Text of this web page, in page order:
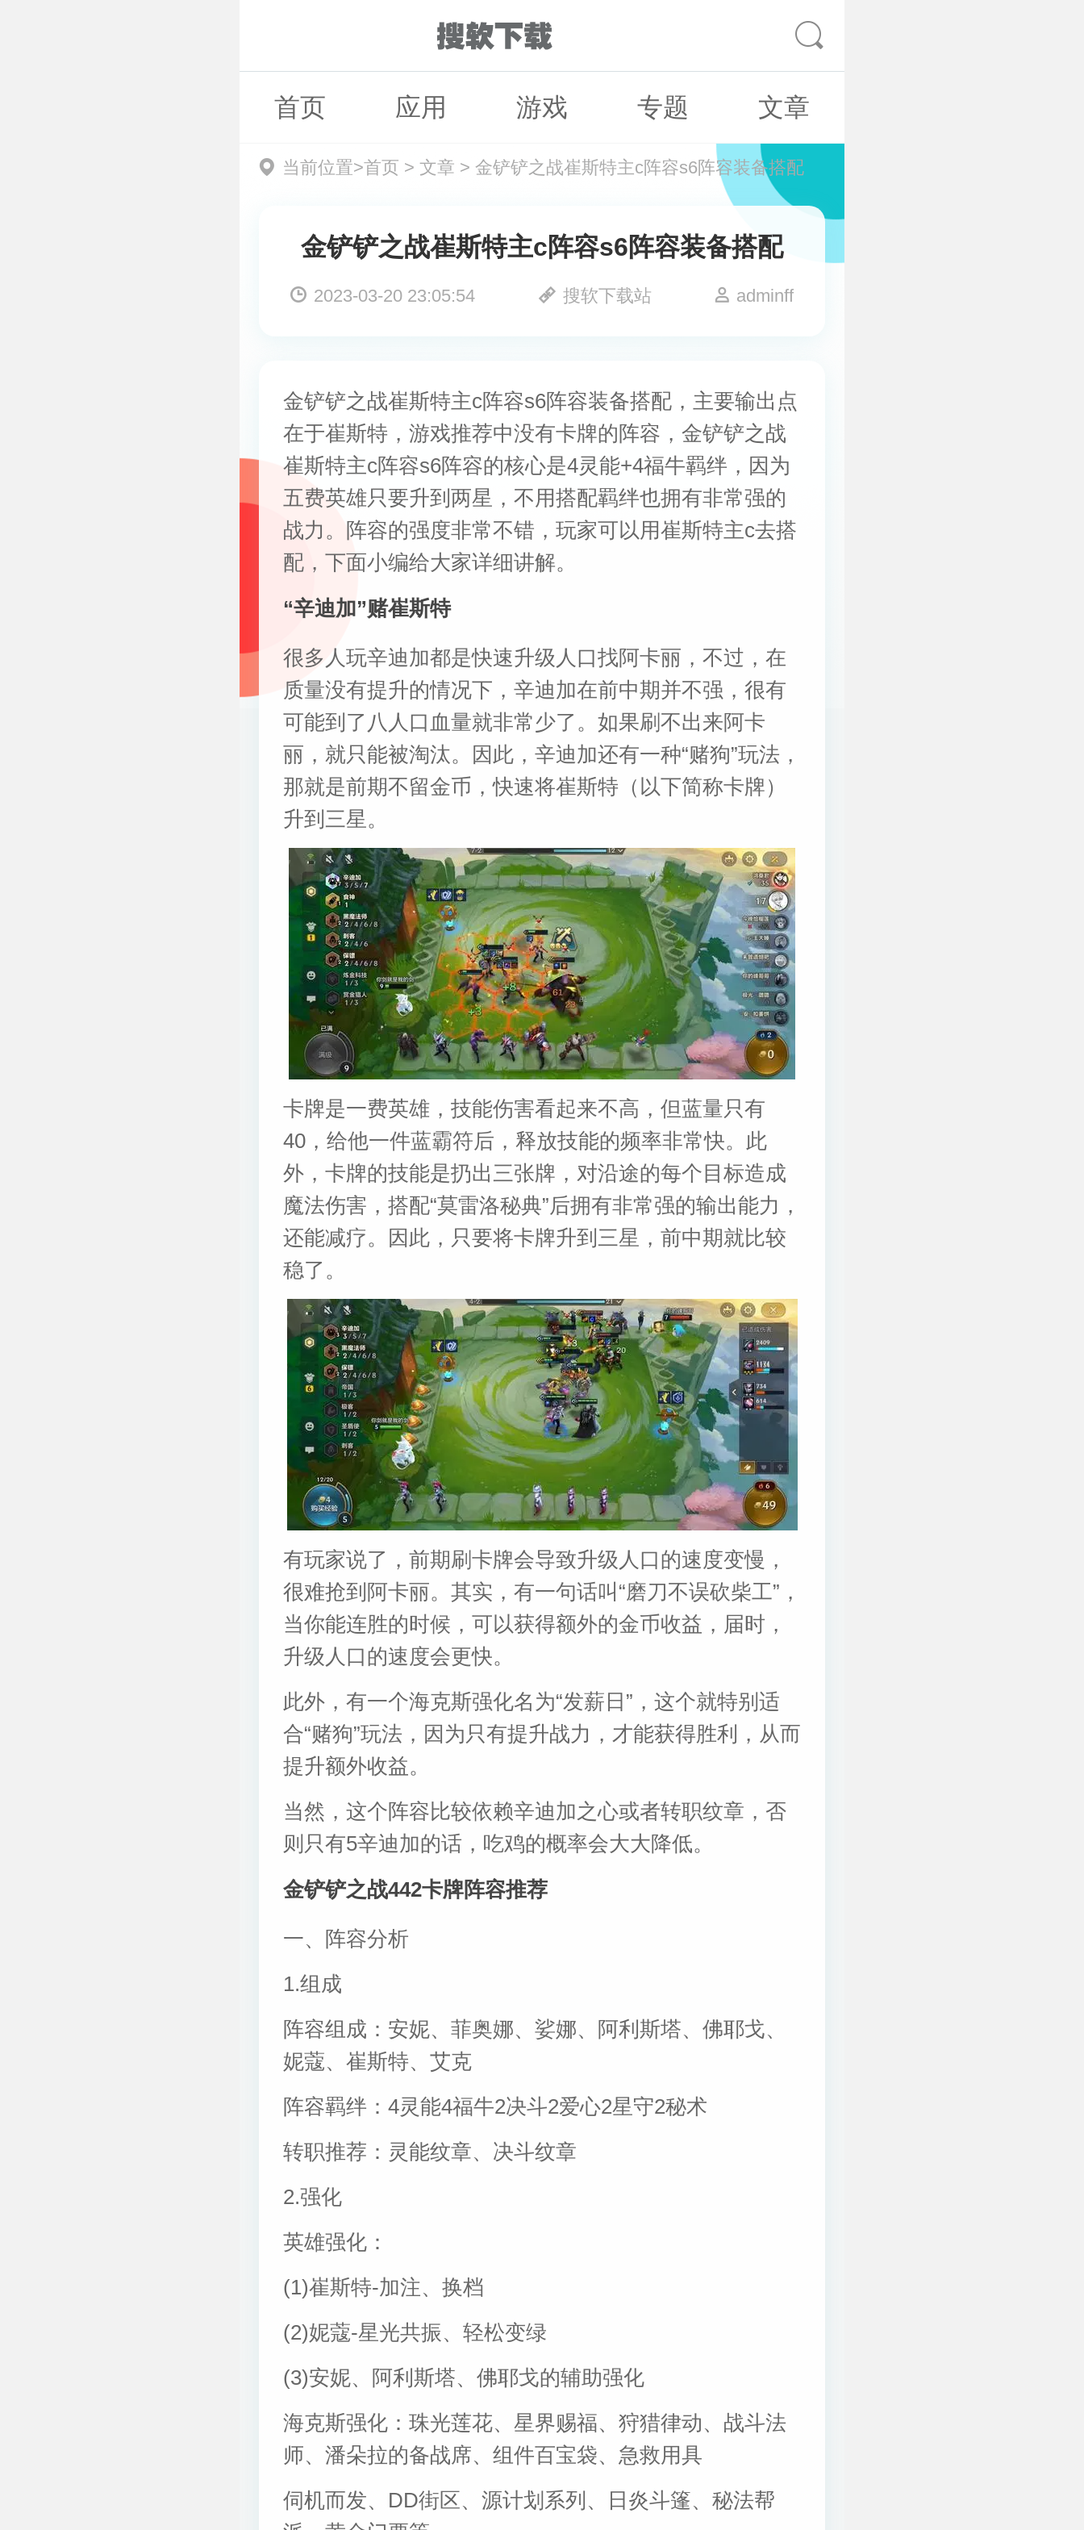
首页 应用 游戏 专题 文章
当前位置>首页 > 文章 > 金铲铲之战崔斯特主c阵容s6阵容装备搭配
金铲铲之战崔斯特主c阵容s6阵容装备搭配
2023-03-20 23:05:54 搜软下载站 adminff
金铲铲之战崔斯特主c阵容s6阵容装备搭配，主要输出点
在于崔斯特，游戏推荐中没有卡牌的阵容，金铲铲之战
崔斯特主c阵容s6阵容的核心是4灵能+4福牛羁绊，因为
五费英雄只要升到两星，不用搭配羁绊也拥有非常强的
战力。阵容的强度非常不错，玩家可以用崔斯特主c去搭
配，下面小编给大家详细讲解。
“辛迪加”赌崔斯特
很多人玩辛迪加都是快速升级人口找阿卡丽，不过，在
质量没有提升的情况下，辛迪加在前中期并不强，很有
可能到了八人口血量就非常少了。如果刷不出来阿卡
丽，就只能被淘汰。因此，辛迪加还有一种“赌狗”玩法，
那就是前期不留金币，快速将崔斯特（以下简称卡牌）
升到三星。
卡牌是一费英雄，技能伤害看起来不高，但蓝量只有
40，给他一件蓝霸符后，释放技能的频率非常快。此
外，卡牌的技能是扔出三张牌，对沿途的每个目标造成
魔法伤害，搭配“莫雷洛秘典”后拥有非常强的输出能力，
还能减疗。因此，只要将卡牌升到三星，前中期就比较
稳了。
有玩家说了，前期刷卡牌会导致升级人口的速度变慢，
很难抢到阿卡丽。其实，有一句话叫“磨刀不误砍柴工”，
当你能连胜的时候，可以获得额外的金币收益，届时，
升级人口的速度会更快。
此外，有一个海克斯强化名为“发薪日”，这个就特别适
合“赌狗”玩法，因为只有提升战力，才能获得胜利，从而
提升额外收益。
当然，这个阵容比较依赖辛迪加之心或者转职纹章，否
则只有5辛迪加的话，吃鸡的概率会大大降低。
金铲铲之战442卡牌阵容推荐
一、阵容分析
1.组成
阵容组成：安妮、菲奥娜、娑娜、阿利斯塔、佛耶戈、
妮蔻、崔斯特、艾克
阵容羁绊：4灵能4福牛2决斗2爱心2星守2秘术
转职推荐：灵能纹章、决斗纹章
2.强化
英雄强化：
(1)崔斯特-加注、换档
(2)妮蔻-星光共振、轻松变绿
(3)安妮、阿利斯塔、佛耶戈的辅助强化
海克斯强化：珠光莲花、星界赐福、狩猎律动、战斗法
师、潘朵拉的备战席、组件百宝袋、急救用具
伺机而发、DD街区、源计划系列、日炎斗篷、秘法帮